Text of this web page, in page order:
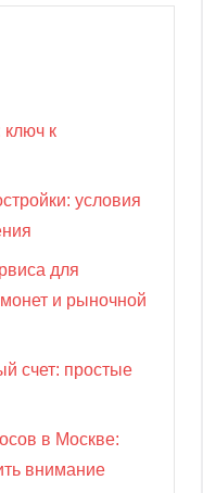
к
условия
для
и рыночной
счет: простые
в Москве:
внимание